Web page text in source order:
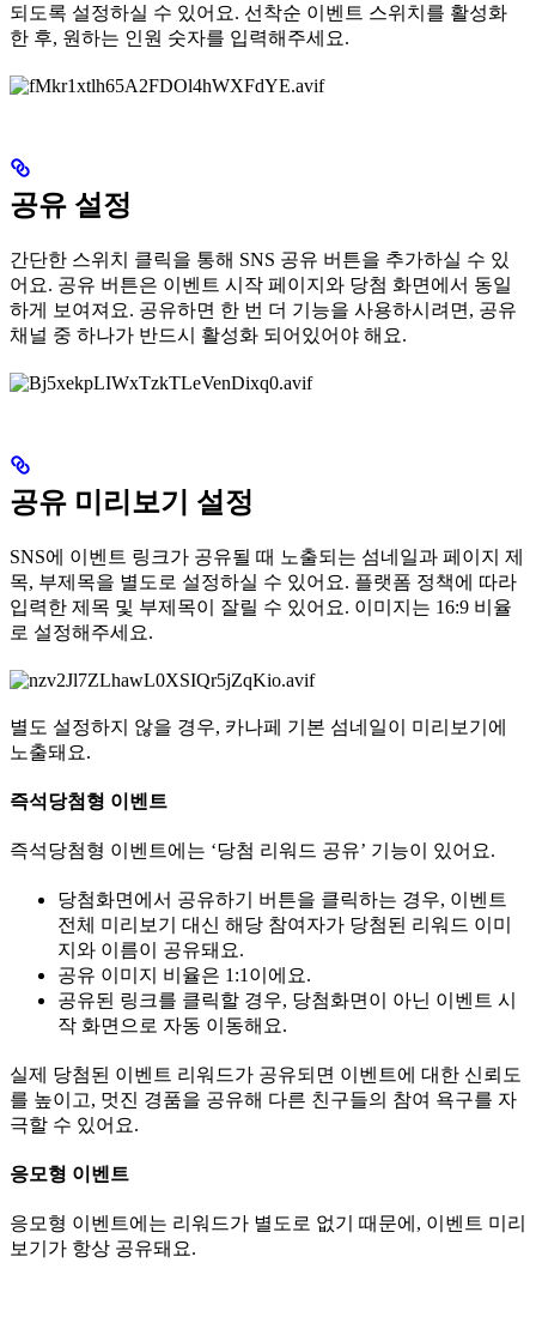
되도록 설정하실 수 있어요. 선착순 이벤트 스위치를 활성화
한 후, 원하는 인원 숫자를 입력해주세요.
공유 설정
간단한 스위치 클릭을 통해 SNS 공유 버튼을 추가하실 수 있
어요. 공유 버튼은 이벤트 시작 페이지와 당첨 화면에서 동일
하게 보여져요. 공유하면 한 번 더 기능을 사용하시려면, 공유
채널 중 하나가 반드시 활성화 되어있어야 해요.
공유 미리보기 설정
SNS에 이벤트 링크가 공유될 때 노출되는 섬네일과 페이지 제
목, 부제목을 별도로 설정하실 수 있어요. 플랫폼 정책에 따라
입력한 제목 및 부제목이 잘릴 수 있어요. 이미지는 16:9 비율
로 설정해주세요.
별도 설정하지 않을 경우, 카나페 기본 섬네일이 미리보기에
노출돼요.
즉석당첨형 이벤트
즉석당첨형 이벤트에는 ‘당첨 리워드 공유’ 기능이 있어요.
당첨화면에서 공유하기 버튼을 클릭하는 경우, 이벤트
전체 미리보기 대신 해당 참여자가 당첨된 리워드 이미
지와 이름이 공유돼요.
공유 이미지 비율은 1:1이에요.
공유된 링크를 클릭할 경우, 당첨화면이 아닌 이벤트 시
작 화면으로 자동 이동해요.
실제 당첨된 이벤트 리워드가 공유되면 이벤트에 대한 신뢰도
를 높이고, 멋진 경품을 공유해 다른 친구들의 참여 욕구를 자
극할 수 있어요.
응모형 이벤트
응모형 이벤트에는 리워드가 별도로 없기 때문에, 이벤트 미리
보기가 항상 공유돼요.